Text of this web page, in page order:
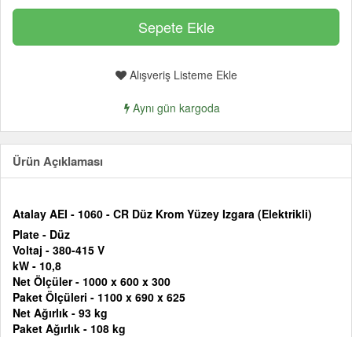
Alışveriş Listeme Ekle
Aynı gün kargoda
Ürün Açıklaması
Atalay AEI - 1060 - CR Düz Krom Yüzey Izgara (Elektrikli)
Plate - Düz
Voltaj - 380-415 V
kW - 10,8
Net Ölçüler - 1000 x 600 x 300
Paket Ölçüleri - 1100 x 690 x 625
Net Ağırlık - 93 kg
Paket Ağırlık - 108 kg